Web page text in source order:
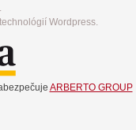
Wordpress.
ARBERTO GROUP